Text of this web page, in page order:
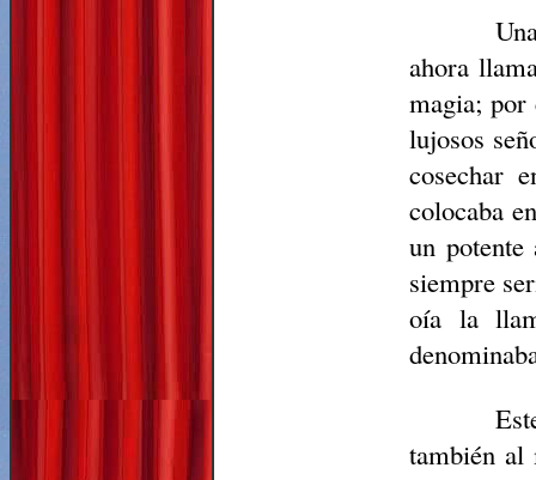
ahora
magia; por
lujosos
cosechar
colocaba
un
siempre
oía la
también al